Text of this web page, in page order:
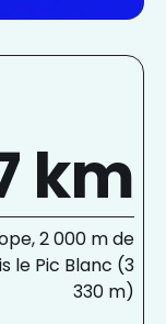
km
2 000 m de
le Pic Blanc (3
330 m)